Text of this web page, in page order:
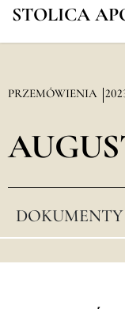
STOLICA
PRZEMÓWIENIA
DOKUMENTY